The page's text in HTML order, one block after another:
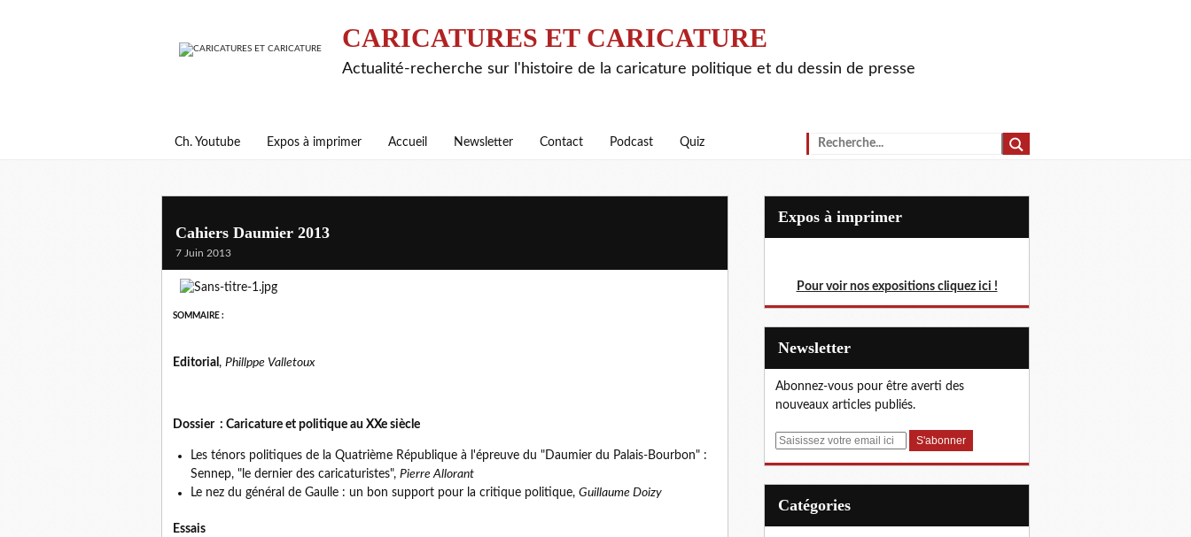
CARICATURES ET CARICATURE
Actualité-recherche sur l'histoire de la caricature politique et du dessin de presse
Ch. Youtube Expos à imprimer Accueil Newsletter Contact Podcast Quiz
Cahiers Daumier 2013
7 Juin 2013
SOMMAIRE :
Editorial , Phillppe Valletoux
Dossier : Caricature et politique au XXe siècle
Les ténors politiques de la Quatrième République à l'épreuve du "Daumier du Palais-Bourbon" :
Sennep, "le dernier des caricaturistes", Pierre Allorant
Le nez du général de Gaulle : un bon support pour la critique politique, Guillaume Doizy
Essais
Expos à imprimer
Pour voir nos expositions cliquez ici !
Newsletter
Abonnez-vous pour être averti des
nouveaux articles publiés.
E
Catégories